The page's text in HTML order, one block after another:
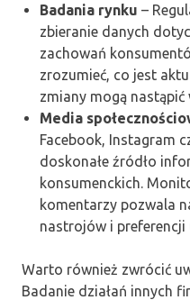
Badania rynku –
zbieranie danych
zachowań
zrozumieć, co jest
zmiany mogą nastąpić
Media
Facebook, Instagram
doskonałe źródło
konsumenckich.
komentarzy pozwala
nastrojów i preferencji
Warto również zwrócić
Badanie działań innych